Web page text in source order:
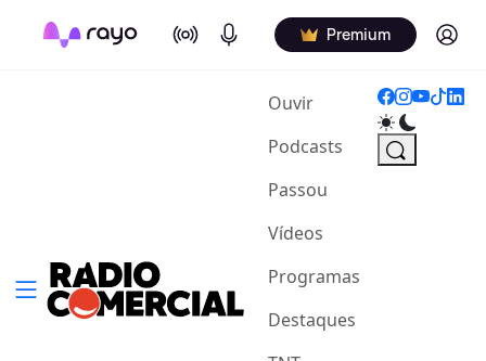
On Air Podcasts Premium Log in
Ouvir(current)
Podcasts
Passou
Vídeos
Programas
Destaques